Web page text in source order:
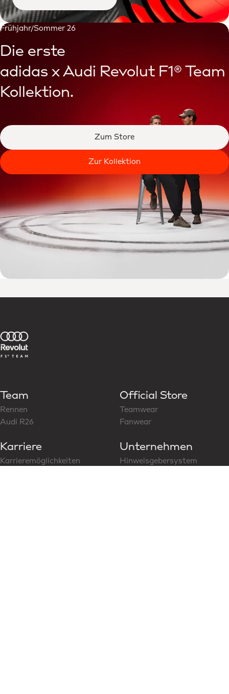
Frühjahr/Sommer 26
Die erste
adidas x Audi Revolut F1® Team
Kollektion.
Zum Store
Zur Kollektion
Team
Rennen
Audi R26
Official Store
Teamwear
Fanwear
Karriere
Karrieremöglichkeiten
Unternehmen
Hinweisgebersystem